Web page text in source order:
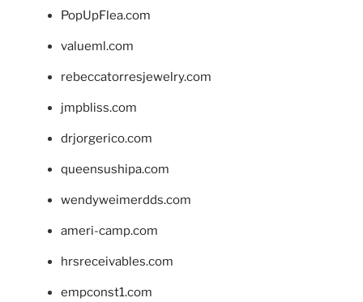
PopUpFlea.com
valueml.com
rebeccatorresjewelry.com
jmpbliss.com
drjorgerico.com
queensushipa.com
wendyweimerdds.com
ameri-camp.com
hrsreceivables.com
empconst1.com